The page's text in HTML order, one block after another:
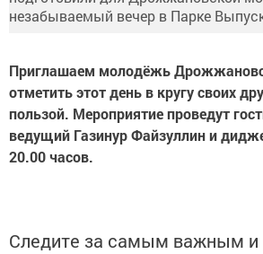
Приглашаем молодёжь
отметить этот день в кругу своих
пользой. Мероприятие проведут
ведущий Газинур Файзуллин и
20.00 часов.
Следите за самым важным и